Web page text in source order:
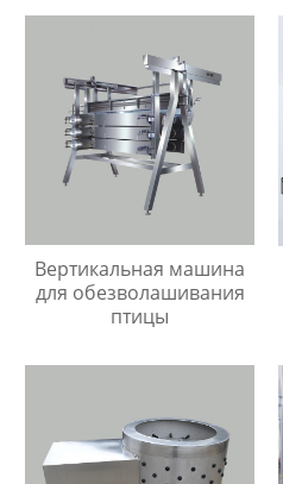
Вертикальная машина
для обезволашивания
птицы